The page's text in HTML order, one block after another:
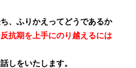
、ふりかえってどうであるか
抗期を上手にのり越えるには
しをいたします。